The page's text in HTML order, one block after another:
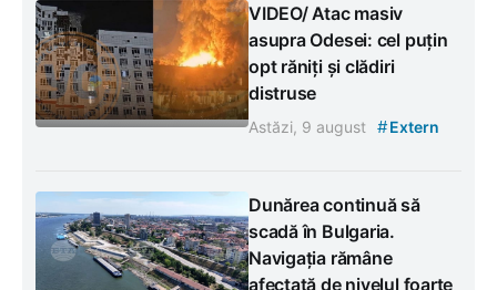
VIDEO/ Atac masiv
asupra Odesei: cel puțin
opt răniți și clădiri
distruse
Astăzi, 9 august #Extern
Dunărea continuă să
scadă în Bulgaria.
Navigația rămâne
afectată de nivelul foarte